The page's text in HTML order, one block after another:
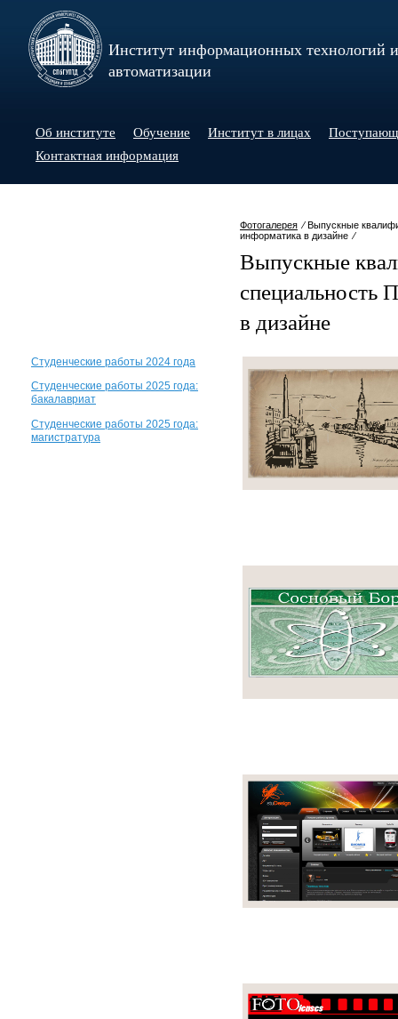
Институт информационных технологий и
автоматизации
Об институте Обучение Институт в лицах
Контактная информация
Фотогалерея ⁄ Выпускные
информатика в дизайне ⁄
Выпускные
специальность
в дизайне
Студенческие работы 2024 года
Студенческие работы 2025 года:
бакалавриат
Студенческие работы 2025 года:
магистратура